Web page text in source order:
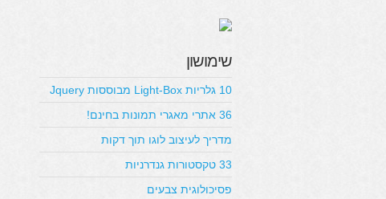
שימושון
10 גלריות Light-Box מבוססות Jquery
36 אתרי מאגרי תמונות בחינם!
מדריך לעיצוב לוגו תוך דקות
33 טקסטורות גנדרניות
פסיכולוגית צבעים